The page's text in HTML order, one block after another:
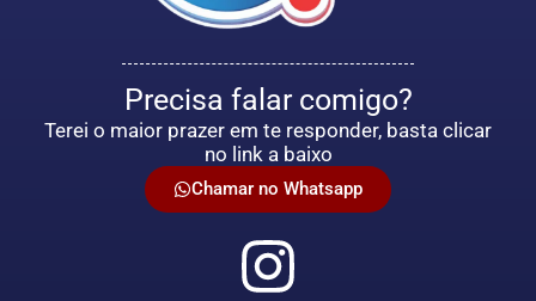
Precisa falar comigo?
Terei o maior prazer em te responder, basta clicar
no link a baixo
Chamar no Whatsapp